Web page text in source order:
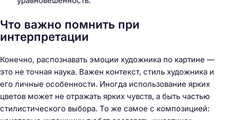
Что важно помнить при
интерпретации
Конечно, распознавать эмоции художника по картине —
это не точная наука. Важен контекст, стиль художника и
его личные особенности. Иногда использование ярких
цветов может не отражать ярких чувств, а быть частью
стилистического выбора. То же самое с композицией: